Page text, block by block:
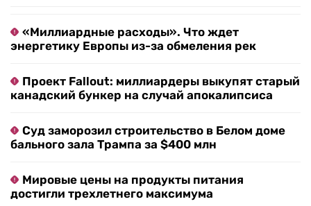
«Миллиардные расходы». Что ждет
энергетику Европы из-за обмеления рек
Проект Fallout: миллиардеры выкупят старый
канадский бункер на случай апокалипсиса
Суд заморозил строительство в Белом доме
бального зала Трампа за $400 млн
Мировые цены на продукты питания
достигли трехлетнего максимума